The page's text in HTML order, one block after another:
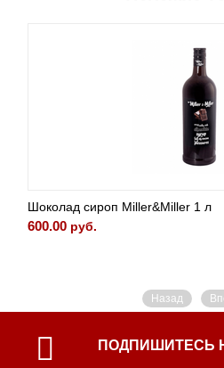
Шоколад сироп Miller&Miller 1 л
600.00 руб.
Назад
ПОДПИШИТЕСЬ